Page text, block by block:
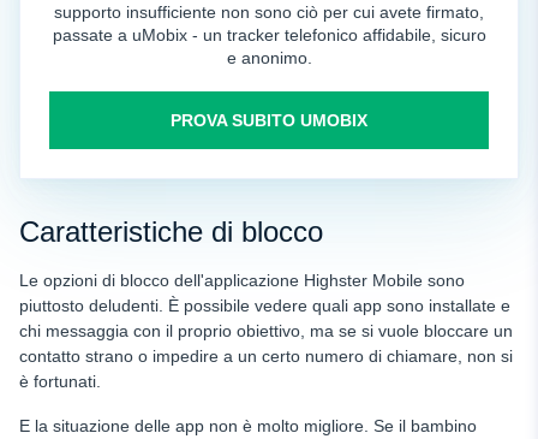
supporto insufficiente non sono ciò per cui avete firmato,
passate a uMobix - un tracker telefonico affidabile, sicuro
e anonimo.
PROVA SUBITO UMOBIX
Caratteristiche di blocco
Le opzioni di blocco dell'applicazione Highster Mobile sono
piuttosto deludenti. È possibile vedere quali app sono installate e
chi messaggia con il proprio obiettivo, ma se si vuole bloccare un
contatto strano o impedire a un certo numero di chiamare, non si
è fortunati.
E la situazione delle app non è molto migliore. Se il bambino